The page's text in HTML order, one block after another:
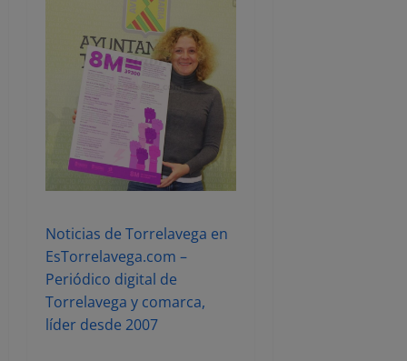
Noticias de Torrelavega en
EsTorrelavega.com –
Periódico digital de
Torrelavega y comarca,
líder desde 2007